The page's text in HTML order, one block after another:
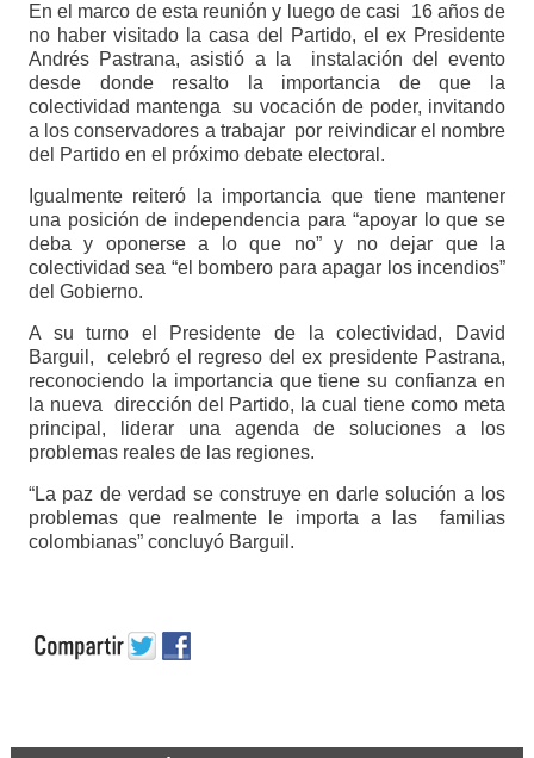
En el marco de esta reunión y luego de casi 16 años de
no haber visitado la casa del Partido, el ex Presidente
Andrés Pastrana, asistió a la instalación del evento
desde donde resalto la importancia de que la
colectividad mantenga su vocación de poder, invitando
a los conservadores a trabajar por reivindicar el nombre
del Partido en el próximo debate electoral.
Igualmente reiteró la importancia que tiene mantener
una posición de independencia para “apoyar lo que se
deba y oponerse a lo que no” y no dejar que la
colectividad sea “el bombero para apagar los incendios”
del Gobierno.
A su turno el Presidente de la colectividad, David
Barguil, celebró el regreso del ex presidente Pastrana,
reconociendo la importancia que tiene su confianza en
la nueva dirección del Partido, la cual tiene como meta
principal, liderar una agenda de soluciones a los
problemas reales de las regiones.
“La paz de verdad se construye en darle solución a los
problemas que realmente le importa a las familias
colombianas” concluyó Barguil.